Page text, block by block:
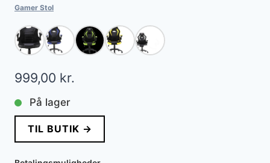
Gamer Stol
999,00 kr.
På lager
TIL BUTIK →